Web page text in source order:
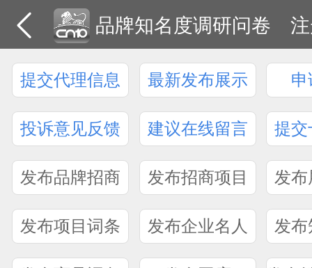
品牌知名度调研问卷
提交代理信息 最新发布展示 申
投诉意见反馈 建议在线留言 提交
发布品牌招商 发布招商项目 发
发布项目词条 发布企业名人 发